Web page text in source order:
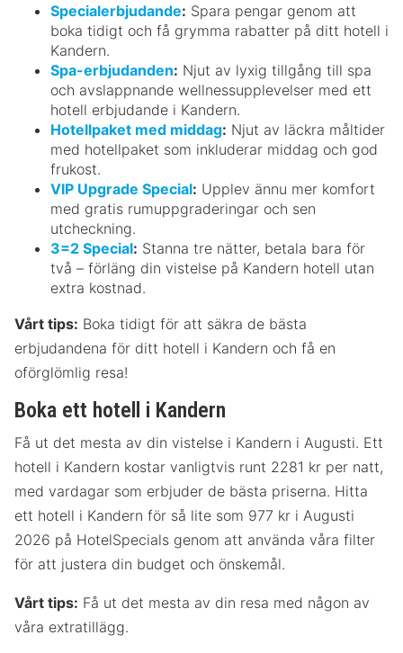
Specialerbjudande: Spara pengar genom att
boka tidigt och få grymma rabatter på ditt hotell i
Kandern.
Spa-erbjudanden: Njut av lyxig tillgång till spa
och avslappnande wellnessupplevelser med ett
hotell erbjudande i Kandern.
Hotellpaket med middag: Njut av läckra måltider
med hotellpaket som inkluderar middag och god
frukost.
VIP Upgrade Special: Upplev ännu mer komfort
med gratis rumuppgraderingar och sen
utcheckning.
3=2 Special: Stanna tre nätter, betala bara för
två – förläng din vistelse på Kandern hotell utan
extra kostnad.
Vårt tips: Boka tidigt för att säkra de bästa
erbjudandena för ditt hotell i Kandern och få en
oförglömlig resa!
Boka ett hotell i Kandern
Få ut det mesta av din vistelse i Kandern i Augusti. Ett
hotell i Kandern kostar vanligtvis runt 2281 kr per natt,
med vardagar som erbjuder de bästa priserna. Hitta
ett hotell i Kandern för så lite som 977 kr i Augusti
2026 på HotelSpecials genom att använda våra filter
för att justera din budget och önskemål.
Vårt tips: Få ut det mesta av din resa med någon av
våra extratillägg.